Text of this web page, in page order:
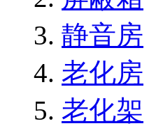
静音房
老化房
老化架